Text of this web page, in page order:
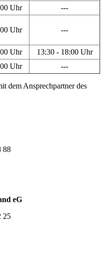
Uhr ---
Uhr ---
Uhr
13:30 - 18:00 Uhr
Uhr ---
dem Ansprechpartner des
88
eG
25